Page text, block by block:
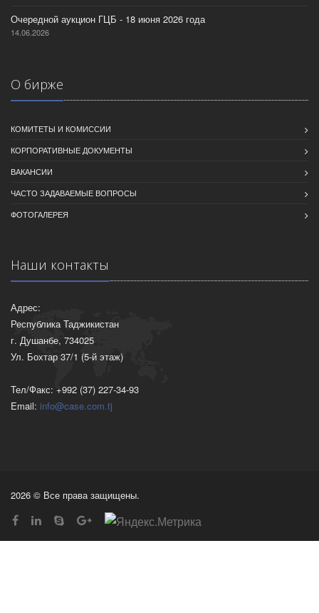
Очередной аукцион ГЦБ - 18 июня 2026 года
14.06.2026
О бирже
КОМИТЕТЫ И КОМИССИИ
КОРПОРАТИВНЫЕ ДОКУМЕНТЫ
ВАКАНСИИ
ЧАСТО ЗАДАВАЕМЫЕ ВОПРОСЫ
ФОТОГАЛЕРЕЯ
Наши контакты
Адрес:
Республика Таджикистан
г. Душанбе, 734025
Ул. Бохтар 37/1 (5-й этаж)
Тел/Факс: +992 (37) 227-34-93
Email: info@case.com.tj
2026 © Все права защищены.